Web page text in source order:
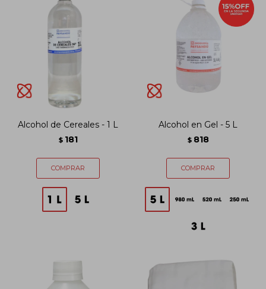
Alcohol de Cereales - 1 L
$ 181
Alcohol en Gel - 5 L
$ 818